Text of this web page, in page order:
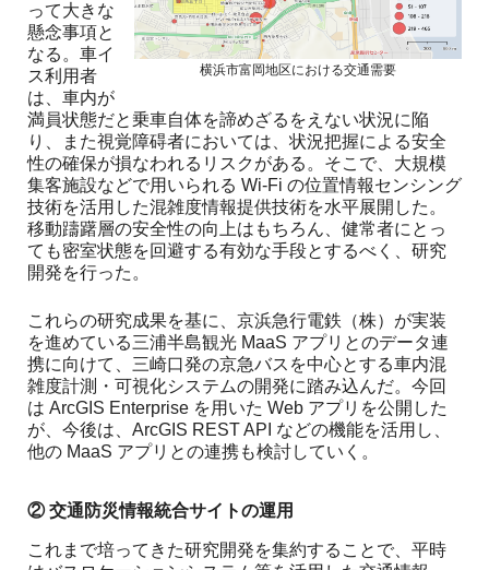
横浜市富岡地区における交通需要
って大きな
懸念事項と
なる。車イ
ス利用者
は、車内が
満員状態だと乗車自体を諦めざるをえない状況に陥
り、また視覚障碍者においては、状況把握による安全
性の確保が損なわれるリスクがある。そこで、大規模
集客施設などで用いられる Wi-Fi の位置情報センシング
技術を活用した混雑度情報提供技術を水平展開した。
移動躊躇層の安全性の向上はもちろん、健常者にとっ
ても密室状態を回避する有効な手段とするべく、研究
開発を行った。
これらの研究成果を基に、京浜急行電鉄（株）が実装
を進めている三浦半島観光 MaaS アプリとのデータ連
携に向けて、三崎口発の京急バスを中心とする車内混
雑度計測・可視化システムの開発に踏み込んだ。今回
は ArcGIS Enterprise を用いた Web アプリを公開した
が、今後は、ArcGIS REST API などの機能を活用し、
他の MaaS アプリとの連携も検討していく。
② 交通防災情報統合サイトの運用
これまで培ってきた研究開発を集約することで、平時